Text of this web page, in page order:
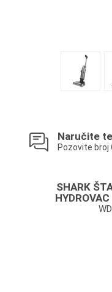
Naručite
Pozovite broj
SHARK